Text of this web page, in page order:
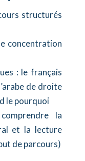
structurés
concentration
: le français
de droite
le pourquoi
la
et la lecture
de parcours)